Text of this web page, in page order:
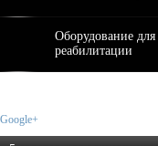
Оборудование для
реабилитации
Google+